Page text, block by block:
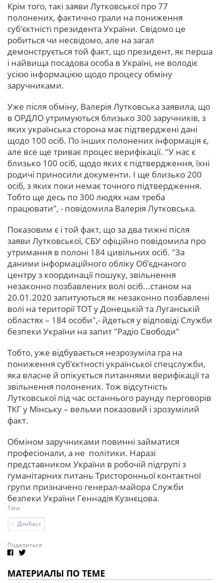
Крім того, такі заяви Лутковської про 77
полонених, фактично грали на пониження
суб’єктністі президента України. Свідомо це
робиться чи несвідомо, але на загал
демонструється той факт, що президент, як перша
і найвища посадова особа в Україні, не володіє
усією інформацією щодо процесу обміну
заручниками.
Уже після обміну, Валерія Лутковська заявила, що
в ОРДЛО утримуються близько 300 заручників, з
яких українська сторона має підтверджені дані
щодо 100 осіб. По інших полонених інформація є,
але все ще триває процес верифікації. "У нас є
близько 100 осіб, щодо яких є підтвердження, їхні
родичі приносили документи. І ще близько 200
осіб, з яких поки немає точного підтвердження.
Тобто ще десь по 300 людях нам треба
працювати", - повідомила Валерія Лутковська.
Показовим є і той факт, що за два тижні після
заяви Лутковської, СБУ офіційно повідомила про
утримання в полоні 184 цивільних осіб. "За
даними інформаційного обліку Об’єднаного
центру з координації пошуку, звільнення
незаконно позбавлених волі осіб...станом на
20.01.2020 запитуються як незаконно позбавлені
волі на території ТОТ у Донецькій та Луганській
областях – 184 особи",- йдеться у відповіді Служби
безпеки України на запит "Радіо Свободи"
Тобто, уже відбувається незрозуміла гра на
пониження суб’єктності української спецслужби,
яка власне й опікується питаннями верифікації та
звільнення полонених. Тож відсутність
Лутковської під час останнього раунду перговорів
ТКГ у Мінську – вельми показовий і зрозумілий
факт.
Обміном заручниками повинні займатися
професіонали, а не політики. Наразі
представником України в робочій підгрупі з
гуманітарних питань Тристоронньої контактної
групи призначено генерал-майора Служби
безпеки України Геннадія Кузнєцова.
Тэги
Донбасс
Поделиться
МАТЕРИАЛЫ ПО ТЕМЕ